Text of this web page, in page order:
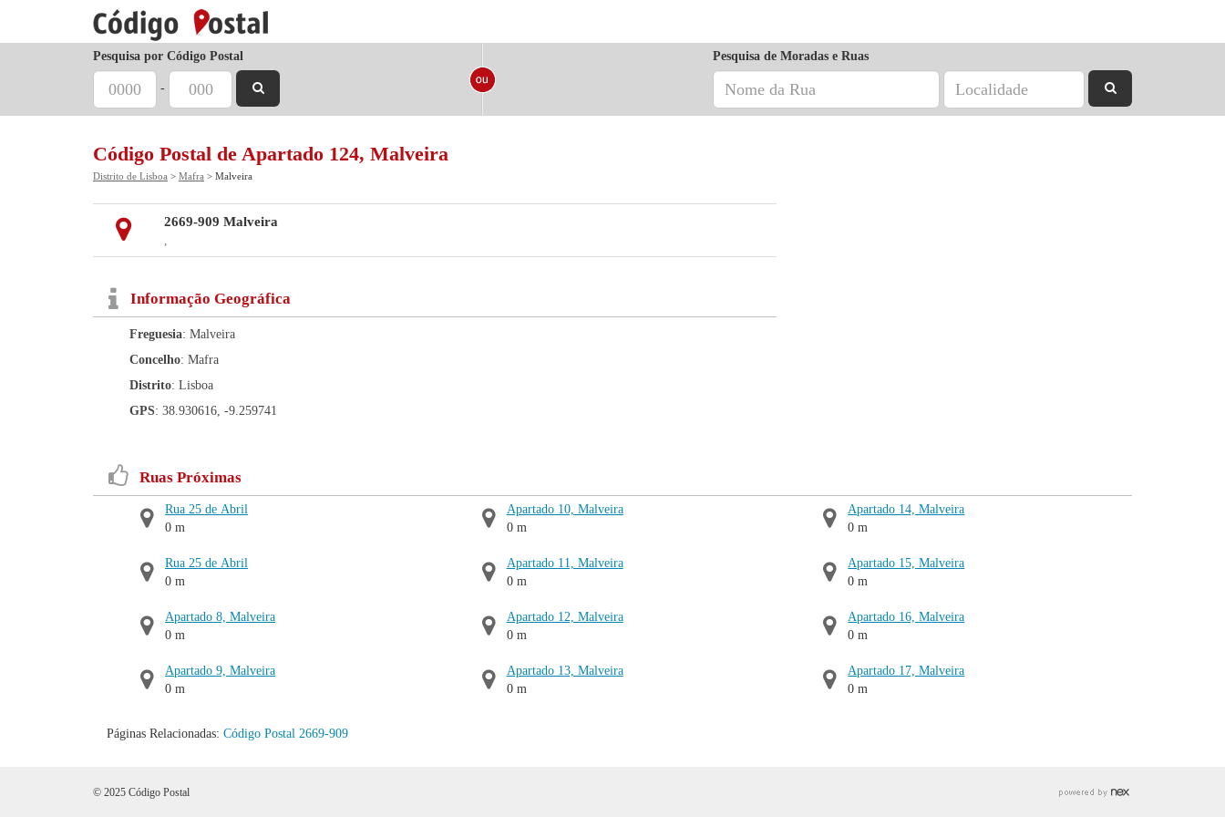
Pesquisa por Código Postal
-
Pesquisa de Moradas e Ruas
Código Postal de Apartado 124, Malveira
Distrito de Lisboa > Mafra > Malveira
2669-909 Malveira
,
Informação Geográfica
Freguesia: Malveira
Concelho: Mafra
Distrito: Lisboa
GPS: 38.930616, -9.259741
Ruas Próximas
Rua 25 de Abril
0 m
Rua 25 de Abril
0 m
Apartado 8, Malveira
0 m
Apartado 9, Malveira
0 m
Apartado 10, Malveira
0 m
Apartado 11, Malveira
0 m
Apartado 12, Malveira
0 m
Apartado 13, Malveira
0 m
Apartado 14, Malveira
0 m
Apartado 15, Malveira
0 m
Apartado 16, Malveira
0 m
Apartado 17, Malveira
0 m
Páginas Relacionadas: Código Postal 2669-909
© 2025 Código Postal